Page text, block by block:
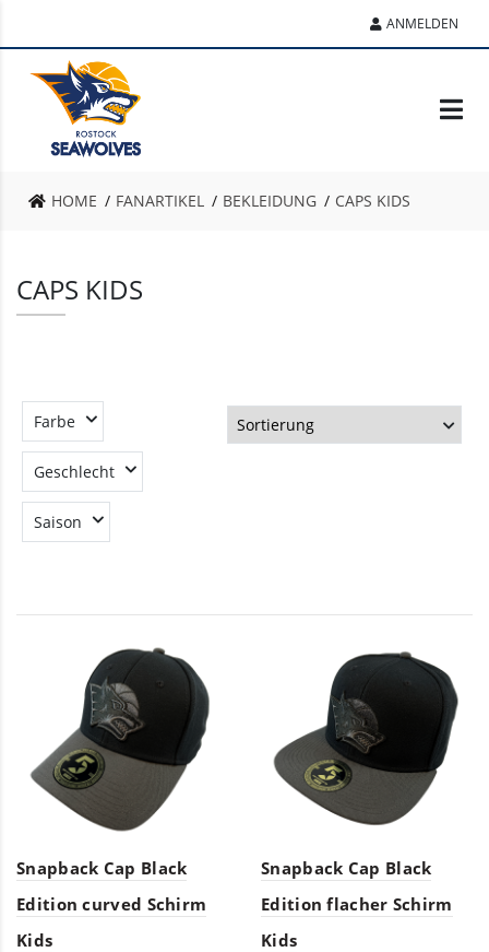
ANMELDEN
HOME FANARTIKEL BEKLEIDUNG CAPS KIDS
CAPS KIDS
Farbe
Geschlecht
Saison
Snapback Cap Black
Edition curved Schirm
Kids
Snapback Cap Black
Edition flacher Schirm
Kids